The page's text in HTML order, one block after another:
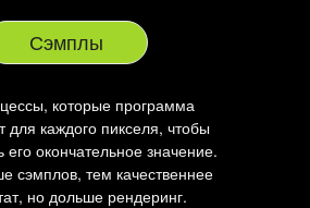
Сэмплы
которые программа
для каждого пикселя, чтобы
его окончательное значение.
сэмплов, тем качественнее
но дольше рендеринг.